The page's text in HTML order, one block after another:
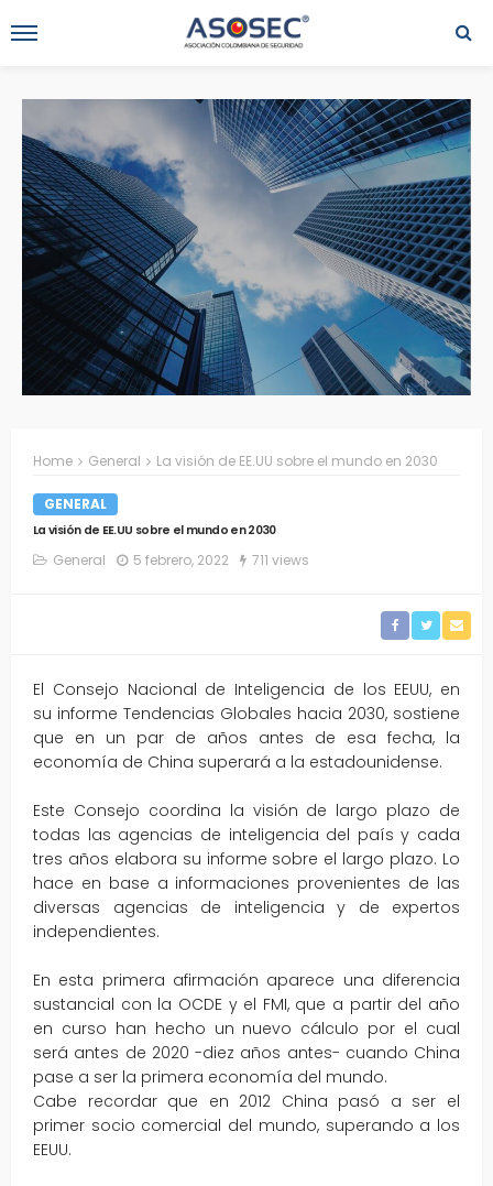
Home General La visión de EE.UU sobre el mundo en 2030
GENERAL
La visión de EE.UU sobre el mundo en 2030
General 5 febrero, 2022 711 views
El Consejo Nacional de Inteligencia de los EEUU, en
su informe Tendencias Globales hacia 2030, sostiene
que en un par de años antes de esa fecha, la
economía de China superará a la estadounidense.
Este Consejo coordina la visión de largo plazo de
todas las agencias de inteligencia del país y cada
tres años elabora su informe sobre el largo plazo. Lo
hace en base a informaciones provenientes de las
diversas agencias de inteligencia y de expertos
independientes.
En esta primera afirmación aparece una diferencia
sustancial con la OCDE y el FMI, que a partir del año
en curso han hecho un nuevo cálculo por el cual
será antes de 2020 -diez años antes- cuando China
pase a ser la primera economía del mundo.
Cabe recordar que en 2012 China pasó a ser el
primer socio comercial del mundo, superando a los
EEUU.